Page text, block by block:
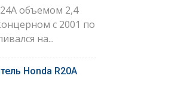
объемом 2,4
с 2001 по
на...
Honda R20A